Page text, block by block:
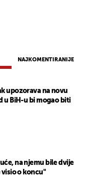
NAJKOMENTIRANIJE
upozorava na novu
u BiH-u bi mogao biti
na njemu bile dvije
visio o koncu"